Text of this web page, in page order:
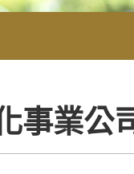
事業公